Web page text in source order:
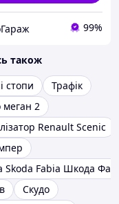
99%
також
стопи
Трафік
меган 2
Renault Scenic
Skoda Fabia Шкода
Скудо